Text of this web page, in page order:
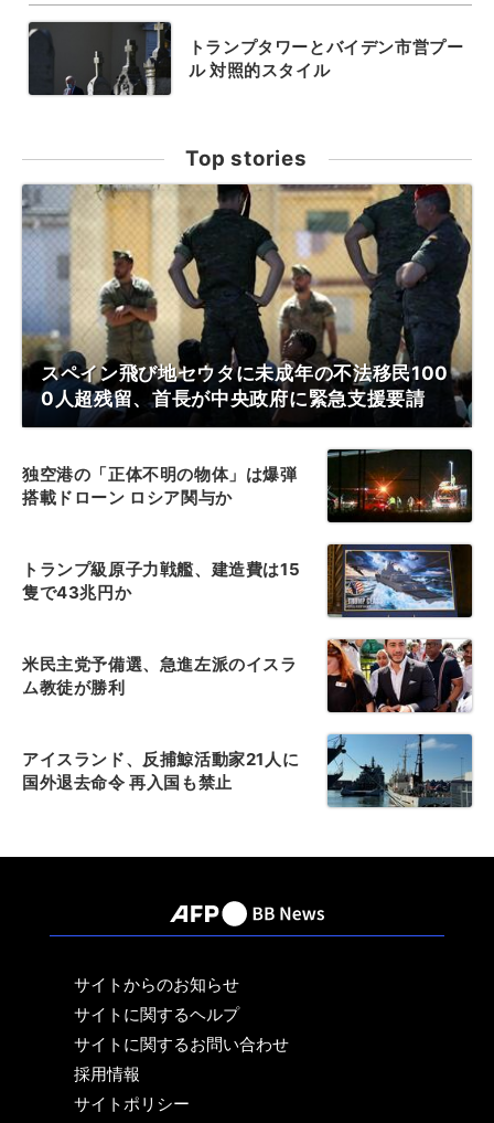
トランプタワーとバイデン市営プー
ル 対照的スタイル
Top stories
スペイン飛び地セウタに未成年の不法移民100
0人超残留、首長が中央政府に緊急支援要請
独空港の「正体不明の物体」は爆弾
搭載ドローン ロシア関与か
トランプ級原子力戦艦、建造費は15
隻で43兆円か
米民主党予備選、急進左派のイスラ
ム教徒が勝利
アイスランド、反捕鯨活動家21人に
国外退去命令 再入国も禁止
サイトからのお知らせ
サイトに関するヘルプ
サイトに関するお問い合わせ
採用情報
サイトポリシー